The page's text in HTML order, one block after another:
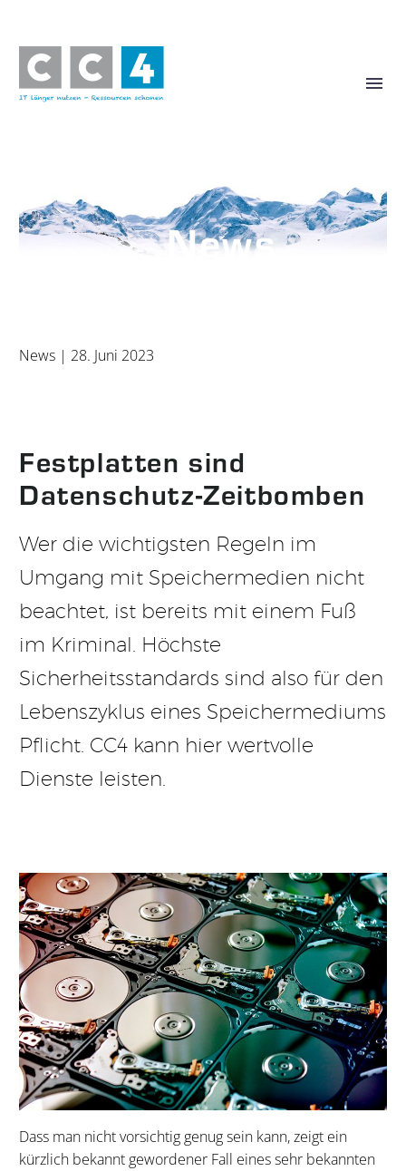
News
News | 28. Juni 2023
Festplatten sind
Datenschutz-Zeitbomben
Wer die wichtigsten Regeln im
Umgang mit Speichermedien nicht
beachtet, ist bereits mit einem Fuß
im Kriminal. Höchste
Sicherheitsstandards sind also für den
Lebenszyklus eines Speichermediums
Pflicht. CC4 kann hier wertvolle
Dienste leisten.
Dass man nicht vorsichtig genug sein kann, zeigt ein
kürzlich bekannt gewordener Fall eines sehr bekannten